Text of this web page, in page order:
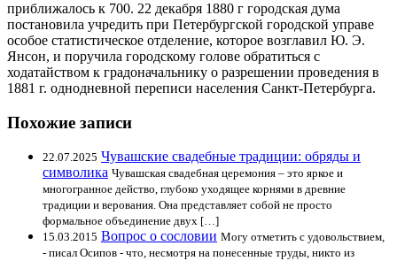
приближалось к 700. 22 декабря 1880 г городская дума
постановила учредить при Петербургской городской управе
особое статистическое отделение, которое возглавил Ю. Э.
Янсон, и поручила городскому голове обратиться с
ходатайством к градоначальнику о разрешении проведения в
1881 г. однодневной переписи населения Санкт-Петербурга.
Похожие записи
22.07.2025 Чувашские свадебные традиции: обряды и
символика Чувашская свадебная церемония – это яркое и
многогранное действо, глубоко уходящее корнями в древние
традиции и верования. Она представляет собой не просто
формальное объединение двух […]
15.03.2015 Вопрос о сословии Могу отметить с удовольствием,
- писал Осипов - что, несмотря на понесенные труды, никто из